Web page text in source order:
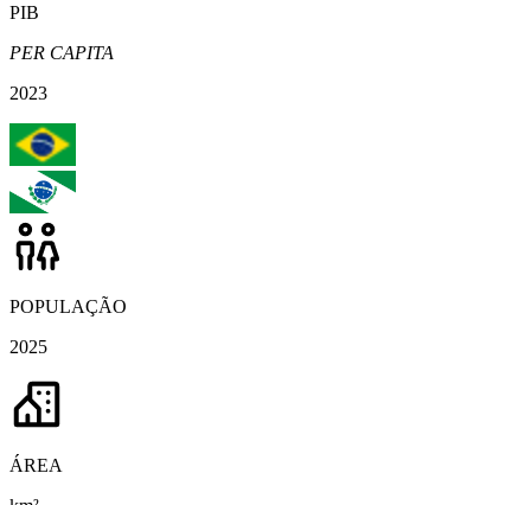
PIB
PER CAPITA
2023
POPULAÇÃO
2025
ÁREA